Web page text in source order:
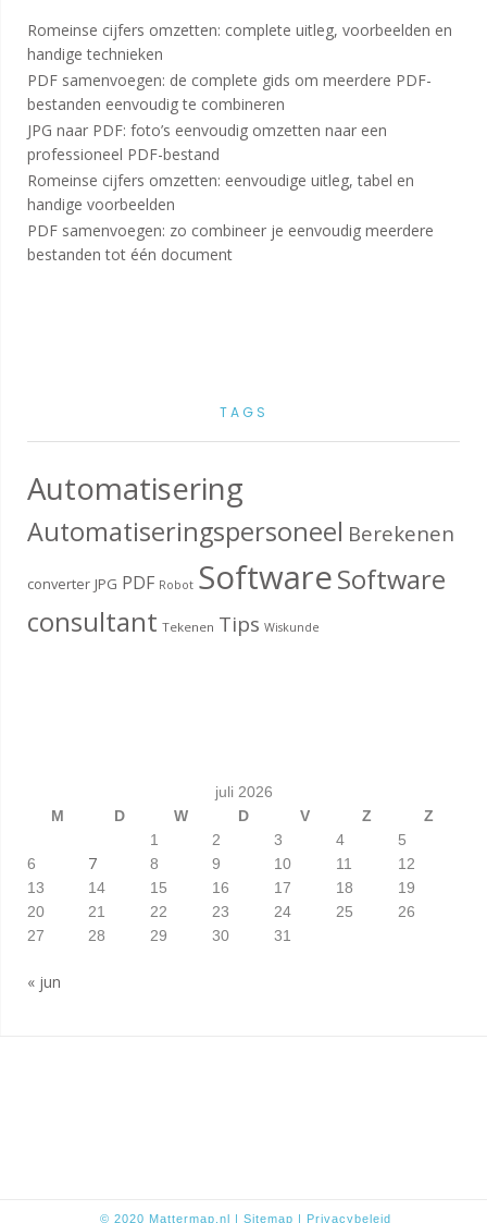
Romeinse cijfers omzetten: complete uitleg, voorbeelden en
handige technieken
PDF samenvoegen: de complete gids om meerdere PDF-
bestanden eenvoudig te combineren
JPG naar PDF: foto’s eenvoudig omzetten naar een
professioneel PDF-bestand
Romeinse cijfers omzetten: eenvoudige uitleg, tabel en
handige voorbeelden
PDF samenvoegen: zo combineer je eenvoudig meerdere
bestanden tot één document
TAGS
Automatisering
Automatiseringspersoneel Berekenen
converter JPG PDF Robot SoftwareSoftware
consultant Tekenen Tips Wiskunde
juli 2026
M
D W D V Z
Z
1
2 3 4
5
6
7 8 9 10 11
12
13
14 15 16 17 18
19
20
21 22 23 24 25
26
27
28 29 30 31
« jun
© 2020 Mattermap.nl Sitemap Privacybeleid